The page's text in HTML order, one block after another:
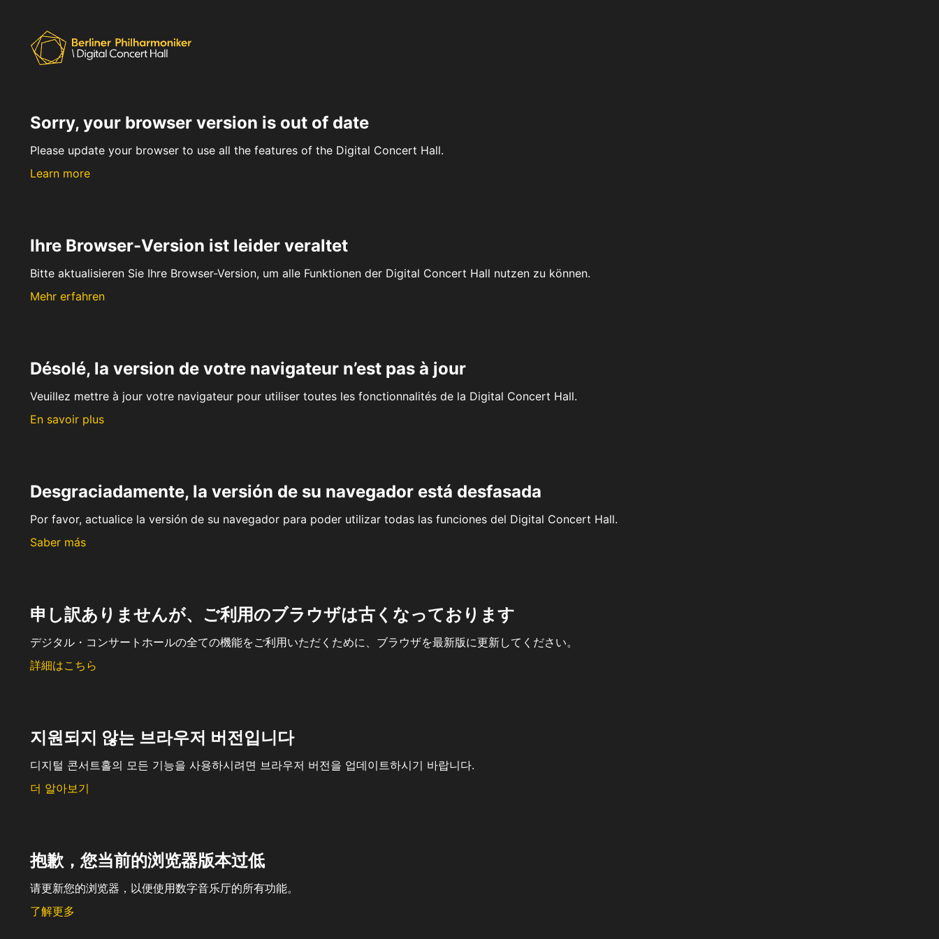
Sorry, your browser version is out of date
Please update your browser to use all the features of the Digital Concert Hall.
Learn more
Ihre Browser-Version ist leider veraltet
Bitte aktualisieren Sie Ihre Browser-Version, um alle Funktionen der Digital Concert Hall nutzen zu können.
Mehr erfahren
Désolé, la version de votre navigateur n’est pas à jour
Veuillez mettre à jour votre navigateur pour utiliser toutes les fonctionnalités de la Digital Concert Hall.
En savoir plus
Desgraciadamente, la versión de su navegador está desfasada
Por favor, actualice la versión de su navegador para poder utilizar todas las funciones del Digital Concert Hall.
Saber más
申し訳ありませんが、ご利用のブラウザは古くなっております
デジタル・コンサートホールの全ての機能をご利用いただくために、ブラウザを最新版に更新してください。
詳細はこちら
지원되지 않는 브라우저 버전입니다
디지털 콘서트홀의 모든 기능을 사용하시려면 브라우저 버전을 업데이트하시기 바랍니다.
더 알아보기
抱歉，您当前的浏览器版本过低
请更新您的浏览器，以便使用数字音乐厅的所有功能。
了解更多